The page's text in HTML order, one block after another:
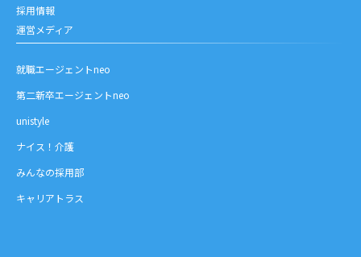
採用情報
運営メディア
就職エージェントneo
第二新卒エージェントneo
unistyle
ナイス！介護
みんなの採用部
キャリアトラス